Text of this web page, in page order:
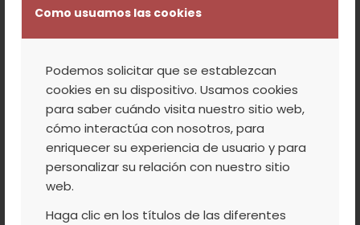
Como usuamos las cookies
Podemos solicitar que se establezcan
cookies en su dispositivo. Usamos cookies
para saber cuándo visita nuestro sitio web,
cómo interactúa con nosotros, para
enriquecer su experiencia de usuario y para
personalizar su relación con nuestro sitio
web.
Haga clic en los títulos de las diferentes
EMILIO SÁNCHEZ
SERRANO INVITADO AL
PARLAMENTO
EUROPEO PARA
HABLAR DEL
COOPERATIVO
EXTREMEÑO